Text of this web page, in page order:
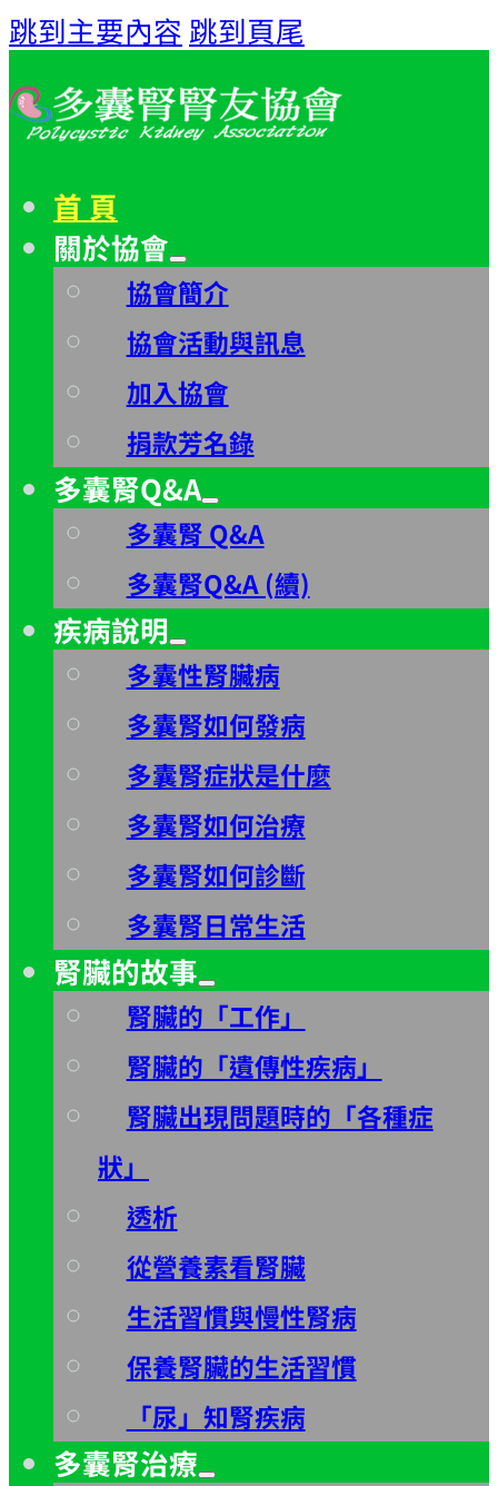
跳到主要內容 跳到頁尾
首 頁
關於協會
協會簡介
協會活動與訊息
加入協會
捐款芳名錄
多囊腎Q&A
多囊腎 Q&A
多囊腎Q&A (續)
疾病說明
多囊性腎臟病
多囊腎如何發病
多囊腎症狀是什麼
多囊腎如何治療
多囊腎如何診斷
多囊腎日常生活
腎臟的故事
腎臟的「工作」
腎臟的「遺傳性疾病」
腎臟出現問題時的「各種症
狀」
透析
從營養素看腎臟
生活習慣與慢性腎病
保養腎臟的生活習慣
「尿」知腎疾病
多囊腎治療